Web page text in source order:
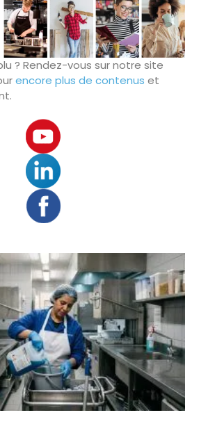
? Rendez-vous sur notre site
encore plus de contenus et